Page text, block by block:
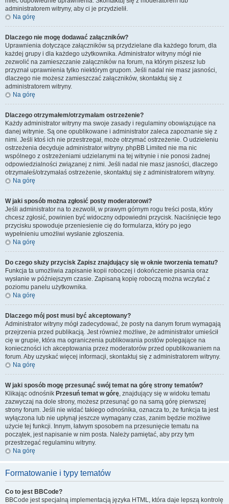
administratorem witryny, aby ci je przydzielił.
Na górę
Dlaczego nie mogę dodawać załączników?
Uprawnienia dotyczące załączników są przydzielane dla każdego forum, dla
każdej grupy i dla każdego użytkownika. Administrator witryny mógł nie
zezwolić na zamieszczanie załączników na forum, na którym piszesz lub
przyznał uprawnienia tylko niektórym grupom. Jeśli nadal nie masz jasności,
dlaczego nie możesz zamieszczać załączników, skontaktuj się z
administratorem witryny.
Na górę
Dlaczego otrzymałem/otrzymałam ostrzeżenie?
Każdy administrator witryny ma swoje zasady i regulaminy obowiązujące na
danej witrynie. Są one opublikowane i administrator zaleca zapoznanie się z
nimi. Jeśli ktoś ich nie przestrzegał, może otrzymać ostrzeżenie. O udzieleniu
ostrzeżenia decyduje administrator witryny. phpBB Limited nie ma nic
wspólnego z ostrzeżeniami udzielanymi na tej witrynie i nie ponosi żadnej
odpowiedzialności związanej z nimi. Jeśli nadal nie masz jasności, dlaczego
otrzymałeś/otrzymałaś ostrzeżenie, skontaktuj się z administratorem witryny.
Na górę
W jaki sposób można zgłosić posty moderatorowi?
Jeśli administrator na to zezwolił, w prawym górnym rogu treści posta, który
chcesz zgłosić, powinien być widoczny odpowiedni przycisk. Naciśnięcie tego
przycisku spowoduje przeniesienie cię do formularza, który po jego
wypełnieniu umożliwi wysłanie zgłoszenia.
Na górę
Do czego służy przycisk Zapisz znajdujący się w oknie tworzenia tematu?
Funkcja ta umożliwia zapisanie kopii roboczej i dokończenie pisania oraz
wysłanie w późniejszym czasie. Zapisaną kopię roboczą można wczytać z
poziomu panelu użytkownika.
Na górę
Dlaczego mój post musi być akceptowany?
Administrator witryny mógł zadecydować, że posty na danym forum wymagają
przejrzenia przed publikacją. Jest również możliwe, że administrator umieścił
cię w grupie, która ma ograniczenia publikowania postów polegające na
konieczności ich akceptowania przez moderatorów przed opublikowaniem na
forum. Aby uzyskać więcej informacji, skontaktuj się z administratorem witryny.
Na górę
W jaki sposób mogę przesunąć swój temat na górę strony tematów?
Klikając odnośnik Przesuń temat w górę, znajdujący się w widoku tematu
zazwyczaj na dole strony, możesz przesunąć go na samą górę pierwszej
strony forum. Jeśli nie widać takiego odnośnika, oznacza to, że funkcja ta jest
wyłączona lub nie upłynął jeszcze wymagany czas, zanim będzie możliwe
użycie tej funkcji. Innym, łatwym sposobem na przesunięcie tematu na
początek, jest napisanie w nim posta. Należy pamiętać, aby przy tym
przestrzegać regulaminu witryny.
Na górę
Formatowanie i typy tematów
Co to jest BBCode?
BBCode jest specjalną implementacją języka HTML, która daje lepszą kontrolę